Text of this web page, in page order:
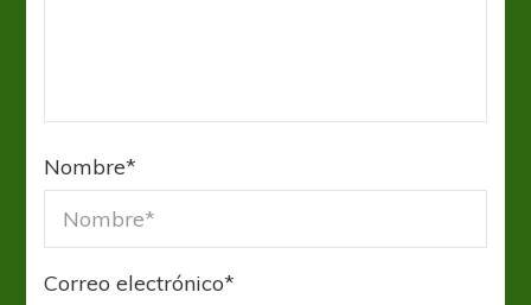
Nombre*
Correo electrónico*